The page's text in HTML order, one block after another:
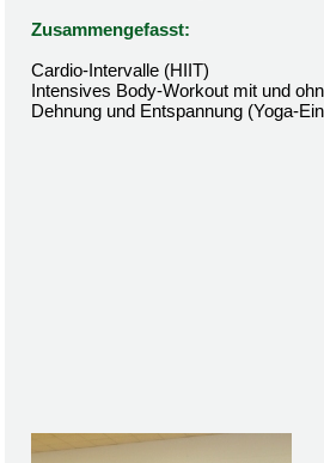
Zusammengefasst:
Cardio-Intervalle (HIIT)
Intensives Body-Workout mit und
Dehnung und Entspannung (Yoga-